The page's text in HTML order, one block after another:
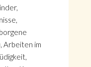
Arbeiten im